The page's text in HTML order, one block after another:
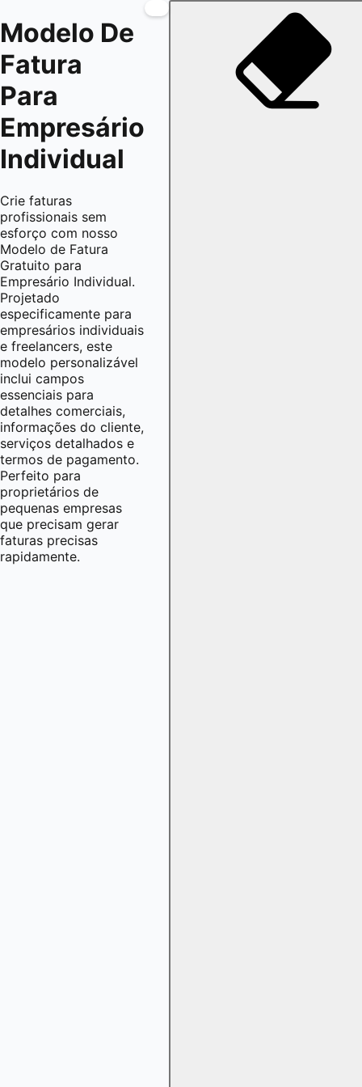
Modelo De
Fatura
Para
Empresário
Individual
Crie faturas
profissionais sem
esforço com nosso
Modelo de Fatura
Gratuito para
Empresário Individual.
Projetado
especificamente para
empresários individuais
e freelancers, este
modelo personalizável
inclui campos
essenciais para
detalhes comerciais,
informações do cliente,
serviços detalhados e
termos de pagamento.
Perfeito para
proprietários de
pequenas empresas
que precisam gerar
faturas precisas
rapidamente.